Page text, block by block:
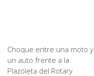
Choque entre una moto y
un auto frente a la
Plazoleta del Rotary